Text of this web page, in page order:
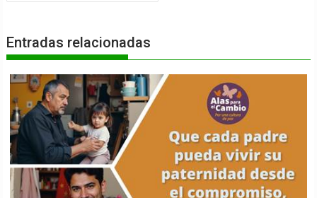
Entradas relacionadas